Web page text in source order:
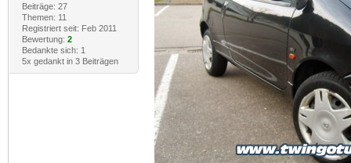
Beiträge: 27
Themen: 11
Registriert seit: Feb 2011
Bewertung: 2
Bedankte sich: 1
5x gedankt in 3 Beiträgen